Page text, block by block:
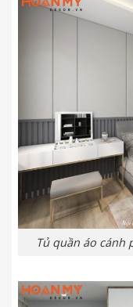
Tủ quần áo cánh